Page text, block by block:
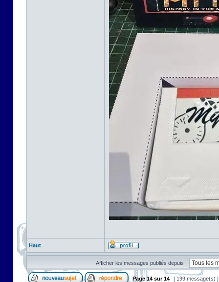
Haut
Afficher les messages publiés depuis :
Page 14 sur14 [ 199 message(s)